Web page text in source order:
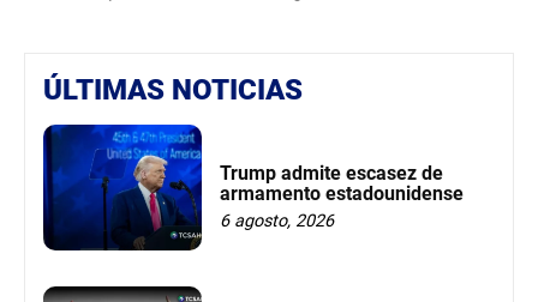
ÚLTIMAS NOTICIAS
Trump admite escasez de
armamento estadounidense
6 agosto, 2026